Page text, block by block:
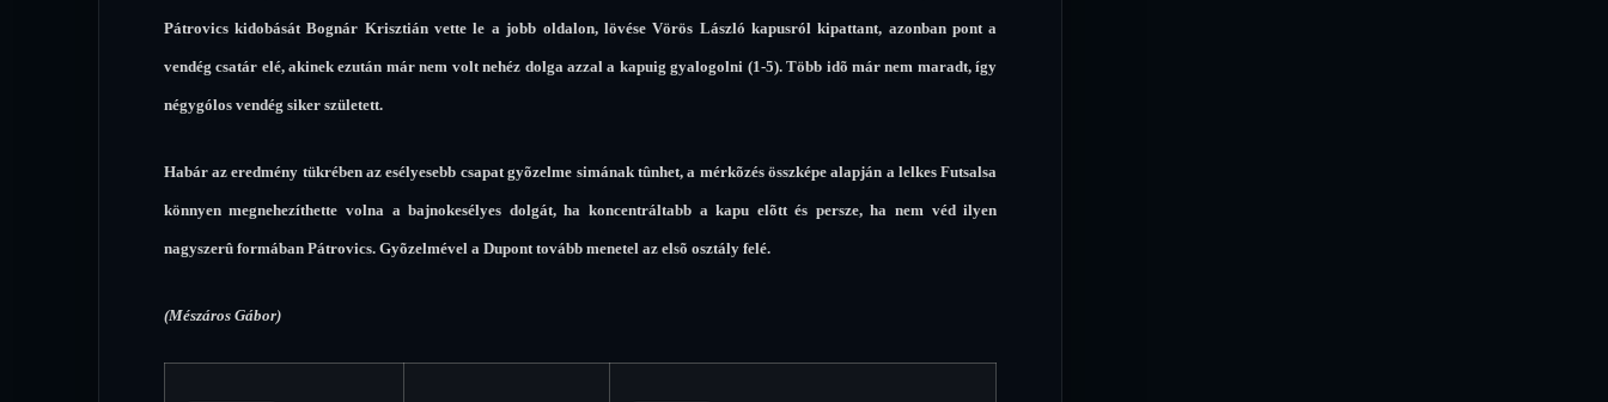
Pátrovics kidobását Bognár Krisztián vette le a jobb oldalon, lövése Vörös László kapusról kipattant, azonban pont a
vendég csatár elé, akinek ezután már nem volt nehéz dolga azzal a kapuig gyalogolni (1-5). Több idõ már nem maradt, így
négygólos vendég siker született.
Habár az eredmény tükrében az esélyesebb csapat gyõzelme simának tûnhet, a mérkõzés összképe alapján a lelkes Futsalsa
könnyen megnehezíthette volna a bajnokesélyes dolgát, ha koncentráltabb a kapu elõtt és persze, ha nem véd ilyen
nagyszerû formában Pátrovics. Gyõzelmével a Dupont tovább menetel az elsõ osztály felé.
(Mészáros Gábor)